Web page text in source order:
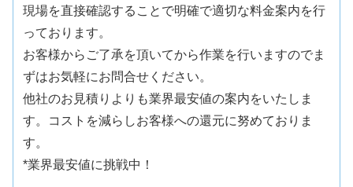
現場を直接確認することで明確で適切な料金案内を行
っております。
お客様からご了承を頂いてから作業を行いますのでま
ずはお気軽にお問合せください。
他社のお見積りよりも業界最安値の案内をいたしま
す。コストを減らしお客様への還元に努めておりま
す。
*業界最安値に挑戦中！